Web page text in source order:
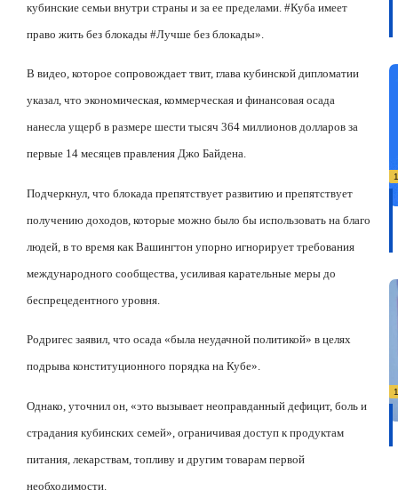
кубинские семьи внутри страны и за ее пределами. #Куба имеет
право жить без блокады #Лучше без блокады».
В видео, которое сопровождает твит, глава кубинской дипломатии
указал, что экономическая, коммерческая и финансовая осада
нанесла ущерб в размере шести тысяч 364 миллионов долларов за
первые 14 месяцев правления Джо Байдена.
Подчеркнул, что блокада препятствует развитию и препятствует
получению доходов, которые можно было бы использовать на благо
людей, в то время как Вашингтон упорно игнорирует требования
международного сообщества, усиливая карательные меры до
беспрецедентного уровня.
Родригес заявил, что осада «была неудачной политикой» в целях
подрыва конституционного порядка на Кубе».
Однако, уточнил он, «это вызывает неоправданный дефицит, боль и
страдания кубинских семей», ограничивая доступ к продуктам
питания, лекарствам, топливу и другим товарам первой
необходимости.